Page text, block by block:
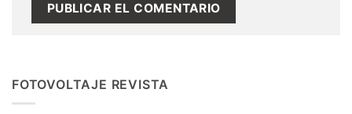
FOTOVOLTAJE REVISTA